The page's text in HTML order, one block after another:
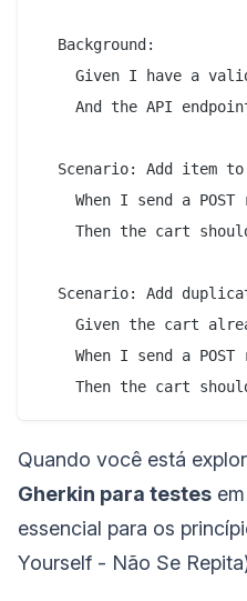
  Background:
Given I have a
And the API
Scenario: Add item
When I send a POST
Then the cart
Scenario: Add
Given the cart
When I send a POST
Quando você está
Gherkin para testes
essencial para os
Yourself - Não Se